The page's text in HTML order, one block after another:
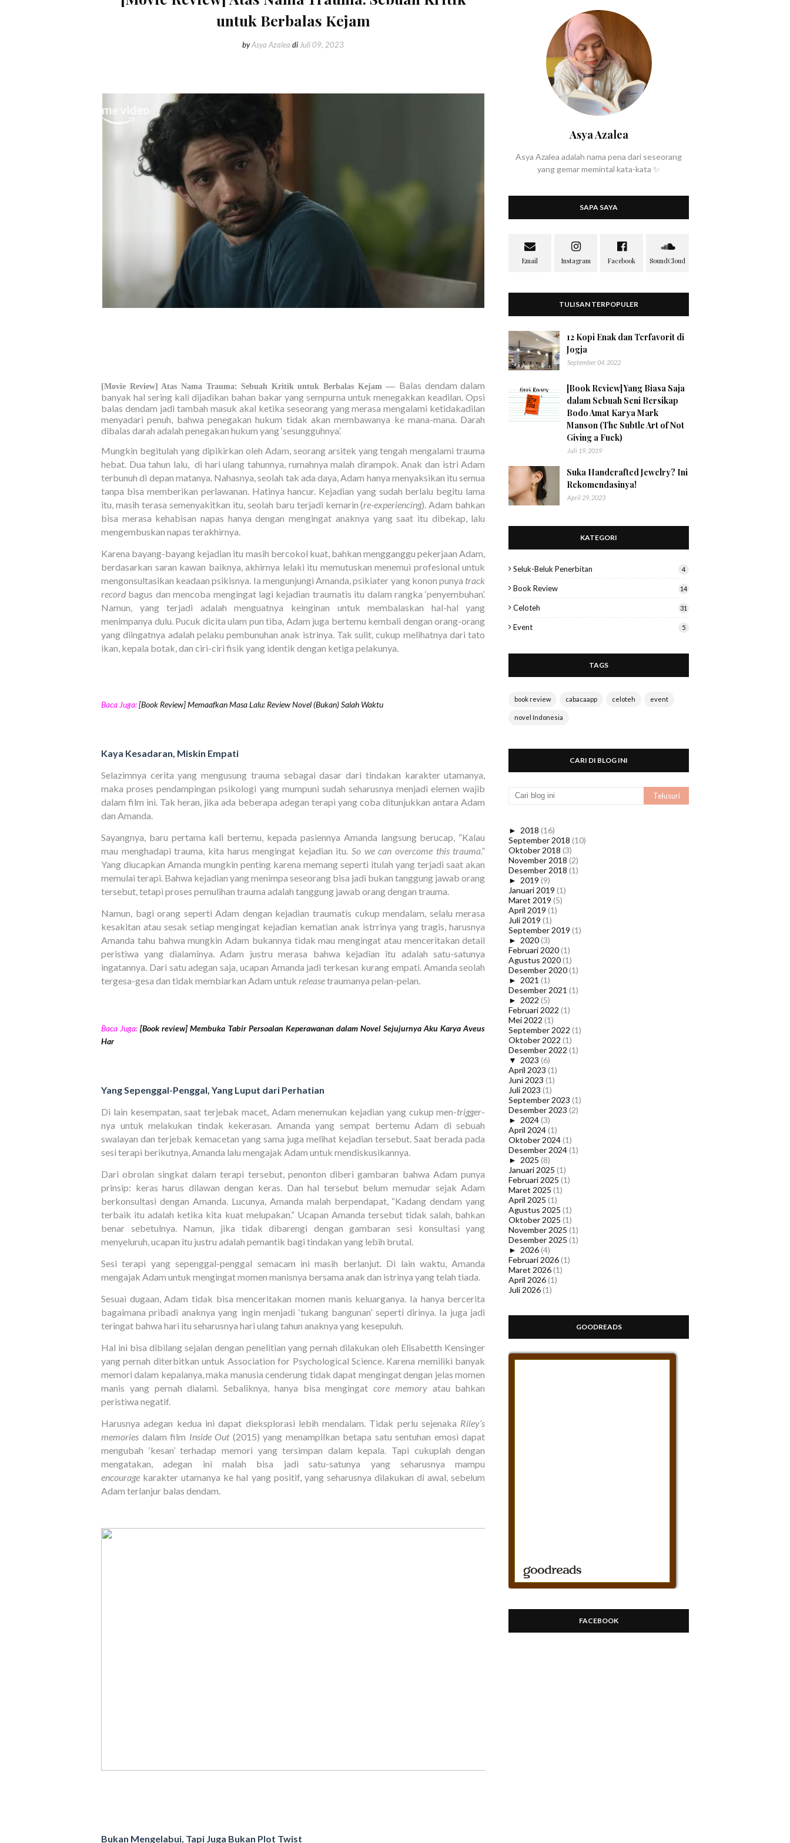
untuk Berbalas Kejam
byAsya Azalea di Juli 09, 2023
[Movie Review] Atas Nama Trauma: Sebuah Kritik untuk Berbalas Kejam— Balas dendam dalam
banyak hal sering kali dijadikan bahan bakar yang sempurna untuk menegakkan keadilan. Opsi
balas dendam jadi tambah masuk akal ketika seseorang yang merasa mengalami ketidakadilan
menyadari penuh, bahwa penegakan hukum tidak akan membawanya ke mana-mana. Darah
dibalas darah adalah penegakan hukum yang ‘sesungguhnya’.
Mungkin begitulah yang dipikirkan oleh Adam, seorang arsitek yang tengah mengalami trauma
hebat. Dua tahun lalu, di hari ulang tahunnya, rumahnya malah dirampok. Anak dan istri Adam
terbunuh di depan matanya. Nahasnya, seolah tak ada daya, Adam hanya menyaksikan itu semua
tanpa bisa memberikan perlawanan. Hatinya hancur. Kejadian yang sudah berlalu begitu lama
itu, masih terasa semenyakitkan itu, seolah baru terjadi kemarin (re-experiencing). Adam bahkan
bisa merasa kehabisan napas hanya dengan mengingat anaknya yang saat itu dibekap, lalu
mengembuskan napas terakhirnya.
Karena bayang-bayang kejadian itu masih bercokol kuat, bahkan mengganggu pekerjaan Adam,
berdasarkan saran kawan baiknya, akhirnya lelaki itu memutuskan menemui profesional untuk
mengonsultasikan keadaan psikisnya. Ia mengunjungi Amanda, psikiater yang konon punya track
record bagus dan mencoba mengingat lagi kejadian traumatis itu dalam rangka ‘penyembuhan’.
Namun, yang terjadi adalah menguatnya keinginan untuk membalaskan hal-hal yang
menimpanya dulu. Pucuk dicita ulam pun tiba, Adam juga bertemu kembali dengan orang-orang
yang diingatnya adalah pelaku pembunuhan anak istrinya. Tak sulit, cukup melihatnya dari tato
ikan, kepala botak, dan ciri-ciri fisik yang identik dengan ketiga pelakunya.
Baca Juga:[Book Review] Memaafkan Masa Lalu: Review Novel (Bukan) Salah Waktu
Kaya Kesadaran, Miskin Empati
Selazimnya cerita yang mengusung trauma sebagai dasar dari tindakan karakter utamanya,
maka proses pendampingan psikologi yang mumpuni sudah seharusnya menjadi elemen wajib
dalam film ini. Tak heran, jika ada beberapa adegan terapi yang coba ditunjukkan antara Adam
dan Amanda.
Sayangnya, baru pertama kali bertemu, kepada pasiennya Amanda langsung berucap, “Kalau
mau menghadapi trauma, kita harus mengingat kejadian itu. So we can overcome this trauma.”
Yang diucapkan Amanda mungkin penting karena memang seperti itulah yang terjadi saat akan
memulai terapi. Bahwa kejadian yang menimpa seseorang bisa jadi bukan tanggung jawab orang
tersebut, tetapi proses pemulihan trauma adalah tanggung jawab orang dengan trauma.
Namun, bagi orang seperti Adam dengan kejadian traumatis cukup mendalam, selalu merasa
kesakitan atau sesak setiap mengingat kejadian kematian anak istrrinya yang tragis, harusnya
Amanda tahu bahwa mungkin Adam bukannya tidak mau mengingat atau menceritakan detail
peristiwa yang dialaminya. Adam justru merasa bahwa kejadian itu adalah satu-satunya
ingatannya. Dari satu adegan saja, ucapan Amanda jadi terkesan kurang empati. Amanda seolah
tergesa-gesa dan tidak membiarkan Adam untuk releasetraumanya pelan-pelan.
Baca Juga:[Book review] Membuka Tabir Persoalan Keperawanan dalam Novel Sejujurnya Aku Karya Aveus
Har
Yang Sepenggal-Penggal, Yang Luput dari Perhatian
Di lain kesempatan, saat terjebak macet, Adam menemukan kejadian yang cukup men-trigger-
nya untuk melakukan tindak kekerasan. Amanda yang sempat bertemu Adam di sebuah
swalayan dan terjebak kemacetan yang sama juga melihat kejadian tersebut. Saat berada pada
sesi terapi berikutnya, Amanda lalu mengajak Adam untuk mendiskusikannya.
Dari obrolan singkat dalam terapi tersebut, penonton diberi gambaran bahwa Adam punya
prinsip: keras harus dilawan dengan keras. Dan hal tersebut belum memudar sejak Adam
berkonsultasi dengan Amanda. Lucunya, Amanda malah berpendapat, “Kadang dendam yang
terbaik itu adalah ketika kita kuat melupakan.” Ucapan Amanda tersebut tidak salah, bahkan
benar sebetulnya. Namun, jika tidak dibarengi dengan gambaran sesi konsultasi yang
menyeluruh, ucapan itu justru adalah pemantik bagi tindakan yang lebih brutal.
Sesi terapi yang sepenggal-penggal semacam ini masih berlanjut. Di lain waktu, Amanda
mengajak Adam untuk mengingat momen manisnya bersama anak dan istrinya yang telah tiada.
Sesuai dugaan, Adam tidak bisa menceritakan momen manis keluarganya. Ia hanya bercerita
bagaimana pribadi anaknya yang ingin menjadi ‘tukang bangunan’ seperti dirinya. Ia juga jadi
teringat bahwa hari itu seharusnya hari ulang tahun anaknya yang kesepuluh.
Hal ini bisa dibilang sejalan dengan penelitian yang pernah dilakukan oleh Elisabetth Kensinger
yang pernah diterbitkan untuk Association for Psychological Science. Karena memiliki banyak
memori dalam kepalanya, maka manusia cenderung tidak dapat mengingat dengan jelas momen
manis yang pernah dialami. Sebaliknya, hanya bisa mengingatcore memoryatau bahkan
peristiwa negatif.
Harusnya adegan kedua ini dapat dieksplorasi lebih mendalam. Tidak perlu sejenaka Riley’s
memories dalam film Inside Out (2015) yang menampilkan betapa satu sentuhan emosi dapat
mengubah ‘kesan’ terhadap memori yang tersimpan dalam kepala. Tapi cukuplah dengan
mengatakan, adegan ini malah bisa jadi satu-satunya yang seharusnya mampu
encourage karakter utamanya ke hal yang positif, yang seharusnya dilakukan di awal, sebelum
Adam terlanjur balas dendam.
Bukan Mengelabui, Tapi Juga Bukan Plot Twist
Asya Azalea
Asya Azalea adalah nama pena dari seseorang
yang gemar memintal kata-kata ✨
SAPA SAYA
TULISAN TERPOPULER
12 Kopi Enak dan Terfavorit di
Jogja
September 04, 2022
[Book Review] Yang Biasa Saja
dalam Sebuah Seni Bersikap
Bodo Amat Karya Mark
Manson (The Subtle Art of Not
Giving a Fuck)
Juli 19, 2019
Suka Handcrafted Jewelry? Ini
Rekomendasinya!
April 29, 2023
KATEGORI
Seluk-Beluk Penerbitan 4
Book Review 14
Celoteh 31
Event 5
TAGS
book review cabacaapp celoteh event
novel Indonesia
CARI DI BLOG INI
► 2018 (16)
September 2018 (10)
Oktober 2018 (3)
November 2018 (2)
Desember 2018 (1)
► 2019 (9)
Januari 2019 (1)
Maret 2019 (5)
April 2019 (1)
Juli 2019 (1)
September 2019 (1)
► 2020(3)
Februari 2020(1)
Agustus 2020(1)
Desember 2020(1)
► 2021 (1)
Desember 2021 (1)
► 2022 (5)
Februari 2022 (1)
Mei 2022 (1)
September 2022 (1)
Oktober 2022 (1)
Desember 2022 (1)
▼ 2023 (6)
April 2023 (1)
Juni 2023 (1)
Juli 2023 (1)
September 2023 (1)
Desember 2023 (2)
► 2024(3)
April 2024(1)
Oktober 2024(1)
Desember 2024(1)
► 2025 (8)
Januari 2025 (1)
Februari 2025 (1)
Maret 2025 (1)
April 2025 (1)
Agustus 2025 (1)
Oktober 2025 (1)
November 2025 (1)
Desember 2025 (1)
► 2026(4)
Februari 2026(1)
Maret 2026(1)
April 2026(1)
Juli 2026(1)
GOODREADS
FACEBOOK